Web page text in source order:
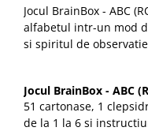
Jocul BrainBox - ABC
alfabetul intr-un mod
si spiritul de
Jocul BrainBox - ABC
51 cartonase, 1
de la 1 la 6 si